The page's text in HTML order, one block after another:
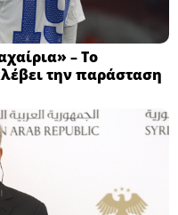
– Το
την παράσταση